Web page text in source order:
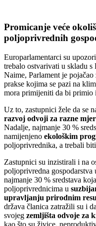
Promicanje veće
poljoprivrednih
Europarlamentarci su
trebalo ostvarivati u skladu s
Naime, Parlament je
prakse kojima se pazi na
mora primijeniti da bi primio
Uz to, zastupnici žele da se
razvoj odvoji za razne
Nadalje, najmanje 30 %
namijenjeno ekološkim
poljoprivrednika, a trebali
Zastupnici su inzistirali i na
poljoprivredna gospodarstva
najmanje 30 % sredstava
poljoprivrednicima u
upravljanju prirodnim
država članica zatražili su i
svojeg zemljišta odvoje za
kao što su živice,